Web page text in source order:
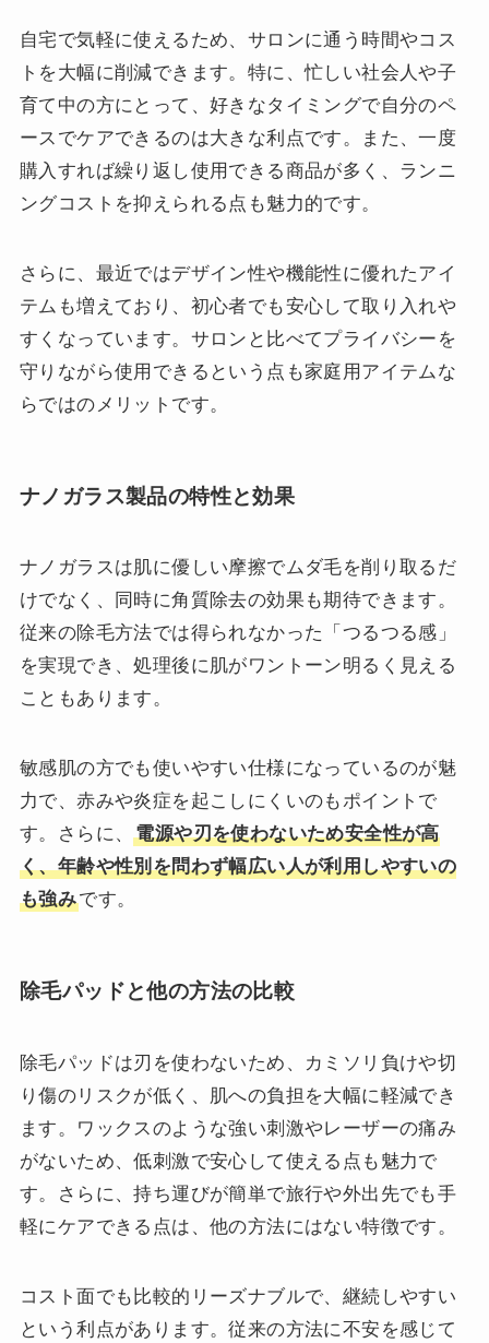
自宅で気軽に使えるため、サロンに通う時間やコス
トを大幅に削減できます。特に、忙しい社会人や子
育て中の方にとって、好きなタイミングで自分のペ
ースでケアできるのは大きな利点です。また、一度
購入すれば繰り返し使用できる商品が多く、ランニ
ングコストを抑えられる点も魅力的です。
さらに、最近ではデザイン性や機能性に優れたアイ
テムも増えており、初心者でも安心して取り入れや
すくなっています。サロンと比べてプライバシーを
守りながら使用できるという点も家庭用アイテムな
らではのメリットです。
ナノガラス製品の特性と効果
ナノガラスは肌に優しい摩擦でムダ毛を削り取るだ
けでなく、同時に角質除去の効果も期待できます。
従来の除毛方法では得られなかった「つるつる感」
を実現でき、処理後に肌がワントーン明るく見える
こともあります。
敏感肌の方でも使いやすい仕様になっているのが魅
力で、赤みや炎症を起こしにくいのもポイントで
す。さらに、電源や刃を使わないため安全性が高
く、年齢や性別を問わず幅広い人が利用しやすいの
も強みです。
除毛パッドと他の方法の比較
除毛パッドは刃を使わないため、カミソリ負けや切
り傷のリスクが低く、肌への負担を大幅に軽減でき
ます。ワックスのような強い刺激やレーザーの痛み
がないため、低刺激で安心して使える点も魅力で
す。さらに、持ち運びが簡単で旅行や外出先でも手
軽にケアできる点は、他の方法にはない特徴です。
コスト面でも比較的リーズナブルで、継続しやすい
という利点があります。従来の方法に不安を感じて